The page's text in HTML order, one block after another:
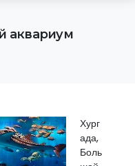
аквариум
Хург
ада,
Боль